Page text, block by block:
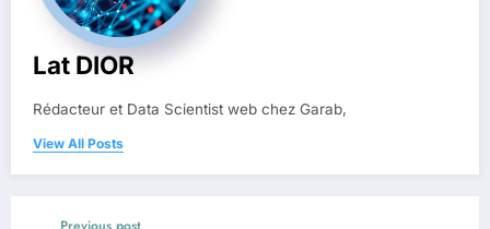
Lat DIOR
Rédacteur et Data Scientist web chez Garab,
View All Posts